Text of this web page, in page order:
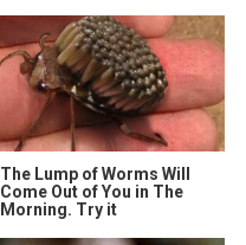
The Lump of Worms Will
Come Out of You in The
Morning. Try it